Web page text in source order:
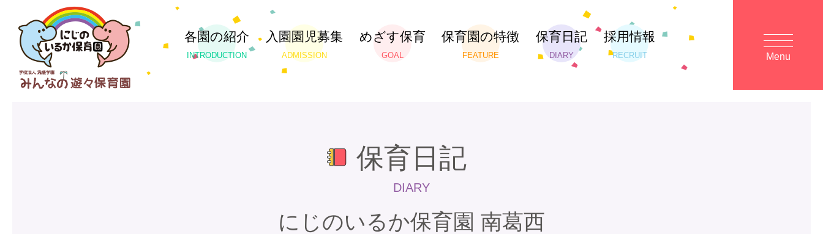
各園の紹介
INTRODUCTION
入園園児募集
ADMISSION
めざす保育
GOAL
保育園の特徴
FEATURE
保育日記
DIARY
採用情報
RECRUIT Menu
保育日記
DIARY
にじのいるか保育園 南葛西